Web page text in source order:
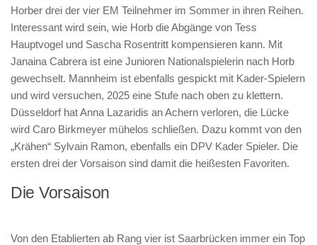
Horber drei der vier EM Teilnehmer im Sommer in ihren Reihen.
Interessant wird sein, wie Horb die Abgänge von Tess
Hauptvogel und Sascha Rosentritt kompensieren kann. Mit
Janaina Cabrera ist eine Junioren Nationalspielerin nach Horb
gewechselt. Mannheim ist ebenfalls gespickt mit Kader-Spielern
und wird versuchen, 2025 eine Stufe nach oben zu klettern.
Düsseldorf hat Anna Lazaridis an Achern verloren, die Lücke
wird Caro Birkmeyer mühelos schließen. Dazu kommt von den
„Krähen“ Sylvain Ramon, ebenfalls ein DPV Kader Spieler. Die
ersten drei der Vorsaison sind damit die heißesten Favoriten.
Die Vorsaison
Von den Etablierten ab Rang vier ist Saarbrücken immer ein Top